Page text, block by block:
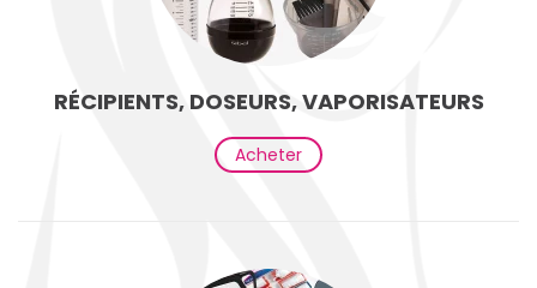
RÉCIPIENTS, DOSEURS, VAPORISATEURS
Acheter